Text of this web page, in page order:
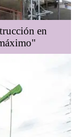
en